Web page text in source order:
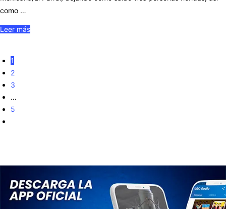
como …
Leer más
1
2
3
…
5